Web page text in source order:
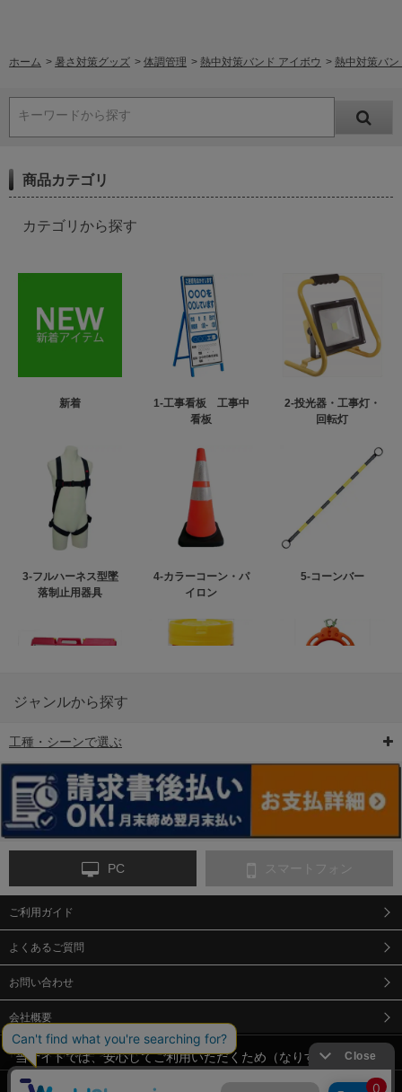
ホーム > 暑さ対策グッズ > 体調管理 > 熱中対策バンド アイボウ > 熱中対策バ
キーワードから探す
商品カテゴリ
カテゴリから探す
新着
1-工事看板 工事中
看板
2-投光器・工事灯・
回転灯
3-フルハーネス型墜
落制止用器具
4-カラーコーン・パ
イロン
5-コーンバー
6-矢印板/LED矢印板
ンス
9-点字マット・タイ
ジャンルから探す
工種・シーンで選ぶ
PC スマートフォン
ご利用ガイド
よくあるご質問
お問い合わせ
会社概要
特定商取引法に基づく表示
個人情報保護方針
当サイトでは、安心してご利用いただくため（なりすまし防止
等）、またサイトの利便性向上のため、クッキー(Cookie)を使用